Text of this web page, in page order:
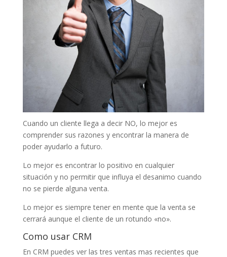
Cuando un cliente llega a decir NO, lo mejor es
comprender sus razones y encontrar la manera de
poder ayudarlo a futuro.
Lo mejor es encontrar lo positivo en cualquier
situación y no permitir que influya el desanimo cuando
no se pierde alguna venta.
Lo mejor es siempre tener en mente que la venta se
cerrará aunque el cliente de un rotundo «no».
Como usar CRM
En CRM puedes ver las tres ventas mas recientes que